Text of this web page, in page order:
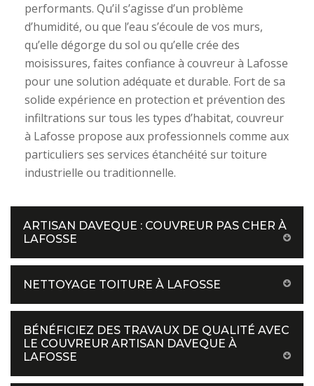
performants. Qu’il s’agisse d’un problème
d’humidité, ou que l’eau s’écoule de vos murs,
qu’elle dégorge du sol ou qu’elle crée des
moisissures, faites confiance à couvreur à Lafosse
pour une solution adéquate et durable. Fort de sa
solide expérience en protection et prévention des
infiltrations sur tous les types d’habitat, couvreur
à Lafosse propose aux professionnels comme aux
particuliers ses services étanchéité sur toiture
industrielle ou traditionnelle.
ARTISAN DAVEQUE : COUVREUR PAS CHER À
LAFOSSE
NETTOYAGE TOITURE À LAFOSSE
BÉNÉFICIEZ DES TRAVAUX DE QUALITÉ AVEC
LE COUVREUR ARTISAN DAVEQUE À
LAFOSSE